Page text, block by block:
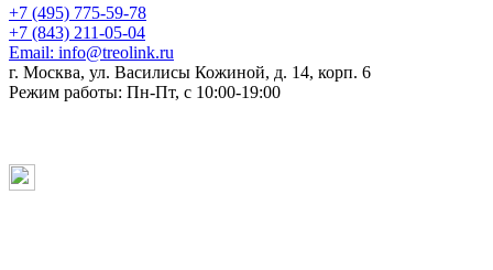
+7 (495) 775-59-78
+7 (843) 211-05-04
Email: info@treolink.ru
г. Москва, ул. Василисы Кожиной, д. 14, корп. 6
Режим работы: Пн-Пт, с 10:00-19:00